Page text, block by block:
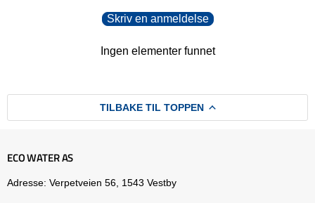
Skriv en anmeldelse
Ingen elementer funnet
TILBAKE TIL TOPPEN
ECO WATER AS
Adresse: Verpetveien 56, 1543 Vestby